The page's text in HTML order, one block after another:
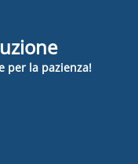
per la pazienza!